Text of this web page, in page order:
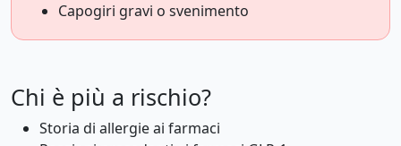
Capogiri gravi o svenimento
Chi è più a rischio?
Storia di allergie ai farmaci